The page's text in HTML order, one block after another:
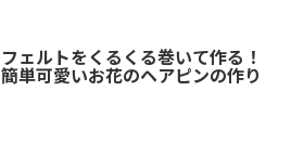
フェルトをくるくる巻いて作る！
簡単可愛いお花のヘアピンの作り